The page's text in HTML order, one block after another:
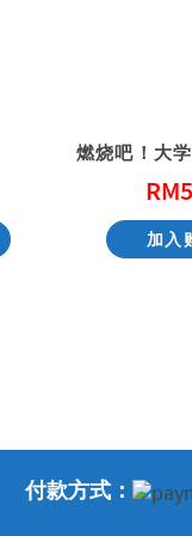
RM
加入
付款方式：